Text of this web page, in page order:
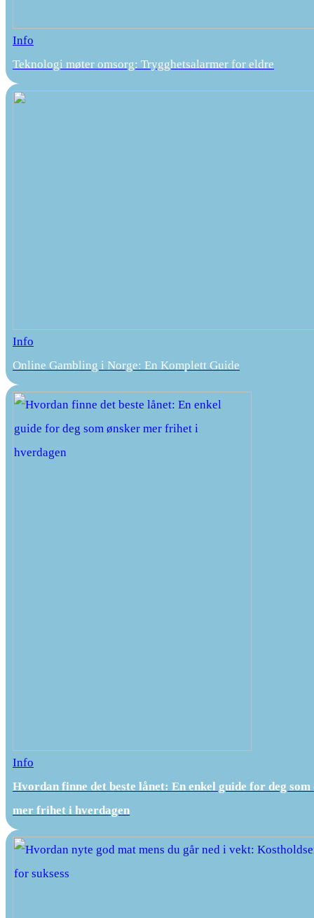
Info
Teknologi møter omsorg: Trygghetsalarmer for eldre
Info
Online Gambling i Norge: En Komplett Guide
Info
Hvordan finne det beste lånet: En enkel guide for deg som
mer frihet i hverdagen